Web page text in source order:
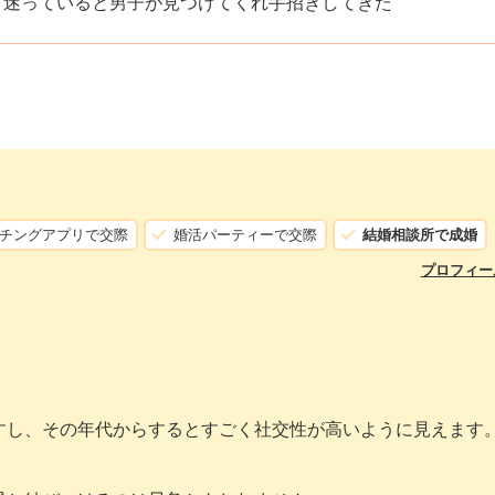
ングアプリで交際 婚活パーティーで交際 結婚相談所で成婚
プロフィ
、その年代からするとすごく社交性が高いように見えます